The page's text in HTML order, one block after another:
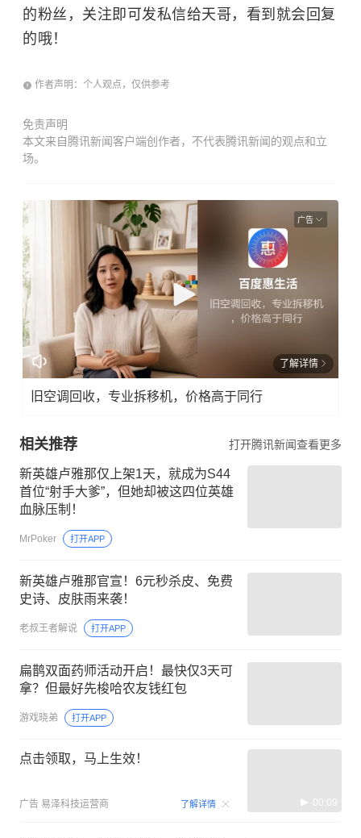
的粉丝，关注即可发私信给天哥，看到就会回复
的哦！
作者声明：个人观点，仅供参考
免责声明
本文来自腾讯新闻客户端创作者，不代表腾讯新闻的观点和立
场。
广告
了解详情
旧空调回收，专业拆移机，价格高于同行
相关推荐 打开腾讯新闻查看更多
新英雄卢雅那仅上架1天，就成为S44
首位“射手大爹”，但她却被这四位英雄
血脉压制！
MrPoker 打开APP
新英雄卢雅那官宣！6元秒杀皮、免费
史诗、皮肤雨来袭！
老叔王者解说 打开APP
扁鹊双面药师活动开启！最快仅3天可
拿？但最好先梭哈农友钱红包
游戏晓弟 打开APP
点击领取，马上生效！
广告 易泽科技运营商 了解详情 00:09